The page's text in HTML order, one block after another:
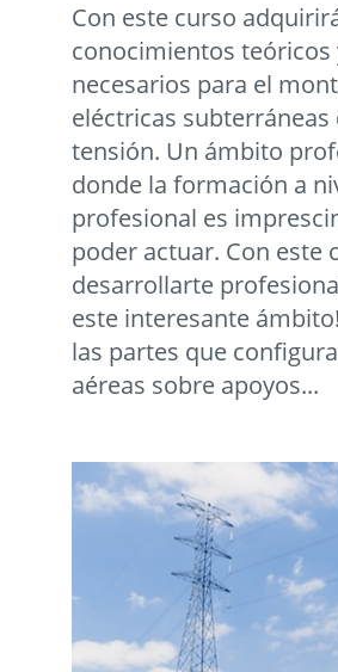
Con este curso
conocimientos teóricos
necesarios para el
eléctricas subterráneas
tensión. Un ámbito
donde la formación a
profesional es
poder actuar. Con este
desarrollarte
este interesante
las partes que
aéreas sobre apoyos...